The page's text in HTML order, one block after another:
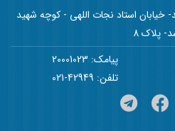
خیابان استاد نجات اللهی - کوچه شهید
پلاک 8
پیامک: 20001023
تلفن: 42949-021